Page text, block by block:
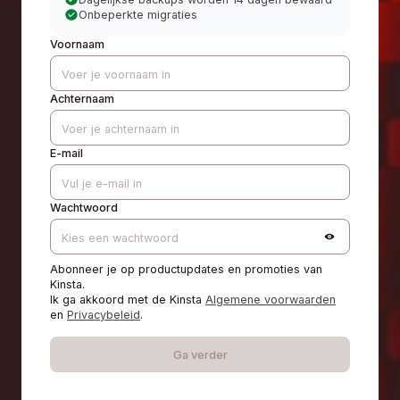
Onbeperkte migraties
Voornaam
Achternaam
E-mail
Wachtwoord
Abonneer je op productupdates en promoties van
Kinsta.
Ik ga akkoord met de Kinsta Algemene voorwaarden
en Privacybeleid.
Ga verder